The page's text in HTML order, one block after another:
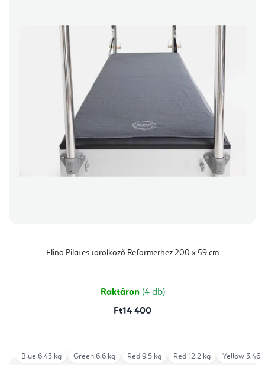
Elina Pilates törölköző Reformerhez 200 x 59 cm
Raktáron (4 db)
Ft14 400
Blue 6,43 kg Green 6,6 kg Red 9,5 kg Red 12,2 kg Yellow 3,46